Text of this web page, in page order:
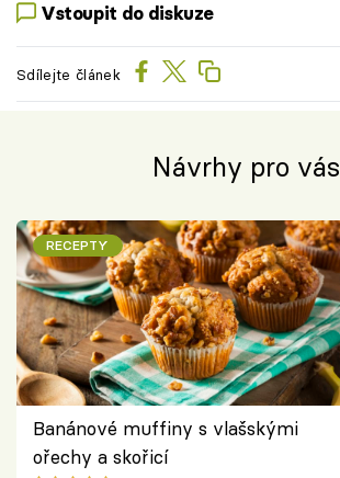
Vstoupit do diskuze
Sdílejte článek
Návrhy pro vás
RECEPTY
Banánové muffiny s vlašskými
ořechy a skořicí